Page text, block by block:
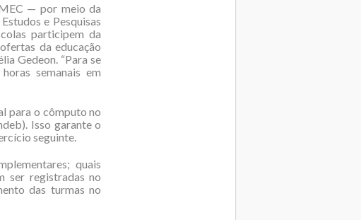
— por meio da
e Pesquisas
participem da
da educação
Gedeon. “Para se
semanais em
para o cômputo no
Isso garante o
seguinte.
quais
ser registradas no
das turmas no